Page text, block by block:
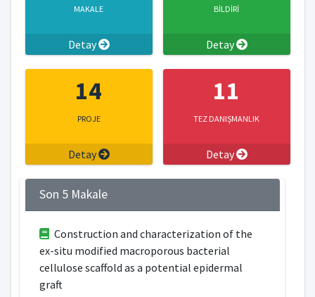
MAKALE
Detay
BİLDİRİ
Detay
14
PROJE
Detay
11
TEZ DANIŞMANLIK
Detay
Son 5 Makale
Construction and characterization of the
ex-situ modified macroporous bacterial
cellulose scaffold as a potential epidermal
graft